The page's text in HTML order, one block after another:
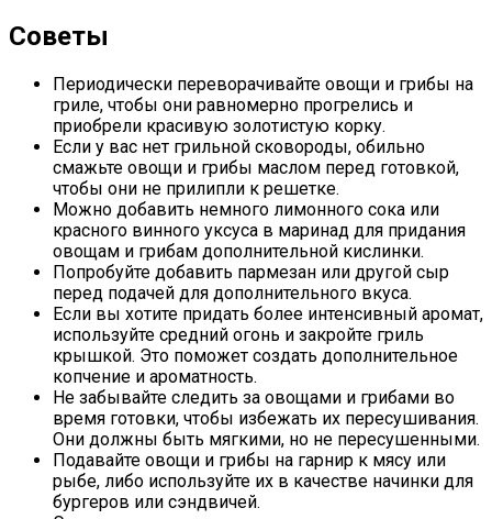
Советы
Периодически переворачивайте овощи и грибы на
гриле, чтобы они равномерно прогрелись и
приобрели красивую золотистую корку.
Если у вас нет грильной сковороды, обильно
смажьте овощи и грибы маслом перед готовкой,
чтобы они не прилипли к решетке.
Можно добавить немного лимонного сока или
красного винного уксуса в маринад для придания
овощам и грибам дополнительной кислинки.
Попробуйте добавить пармезан или другой сыр
перед подачей для дополнительного вкуса.
Если вы хотите придать более интенсивный аромат,
используйте средний огонь и закройте гриль
крышкой. Это поможет создать дополнительное
копчение и ароматность.
Не забывайте следить за овощами и грибами во
время готовки, чтобы избежать их пересушивания.
Они должны быть мягкими, но не пересушенными.
Подавайте овощи и грибы на гарнир к мясу или
рыбе, либо используйте их в качестве начинки для
бургеров или сэндвичей.